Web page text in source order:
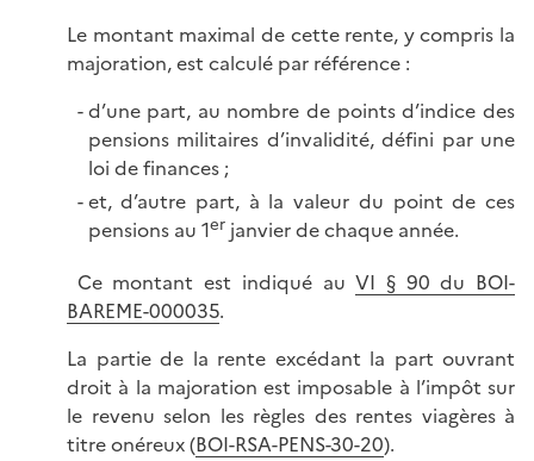
Le montant maximal de cette rente, y compris la
majoration, est calculé par référence :
d’une part, au nombre de points d’indice des
pensions militaires d’invalidité, défini par une
loi de finances ;
et, d’autre part, à la valeur du point de ces
pensions au 1erjanvier de chaque année.
Ce montant est indiqué auVI § 90 du BOI-
BAREME-000035.
La partie de la rente excédant la part ouvrant
droit à la majoration est imposable à l’impôt sur
le revenu selon les règles des rentes viagères à
titre onéreux (BOI-RSA-PENS-30-20).